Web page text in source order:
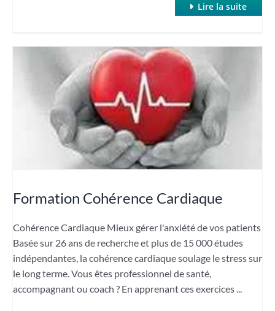
Lire la suite
Formation Cohérence Cardiaque
Cohérence Cardiaque Mieux gérer l'anxiété de vos patients
Basée sur 26 ans de recherche et plus de 15 000 études
indépendantes, la cohérence cardiaque soulage le stress sur
le long terme. Vous êtes professionnel de santé,
accompagnant ou coach ? En apprenant ces exercices ...